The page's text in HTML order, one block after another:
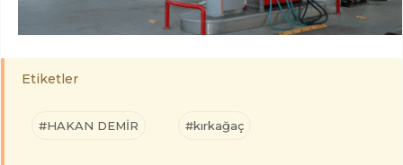
Etiketler
#HAKAN DEMİR #kırkağaç